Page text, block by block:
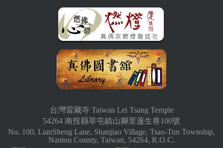
台灣雷藏寺 Taiwan Lei Tsang Temple
54264 南投縣草屯鎮山腳里蓮生巷100號
No. 100, LianSheng Lane, Shanjiao Village, Tsao-Tun Township,
Nantou County, Taiwan, 54264, R.O.C.